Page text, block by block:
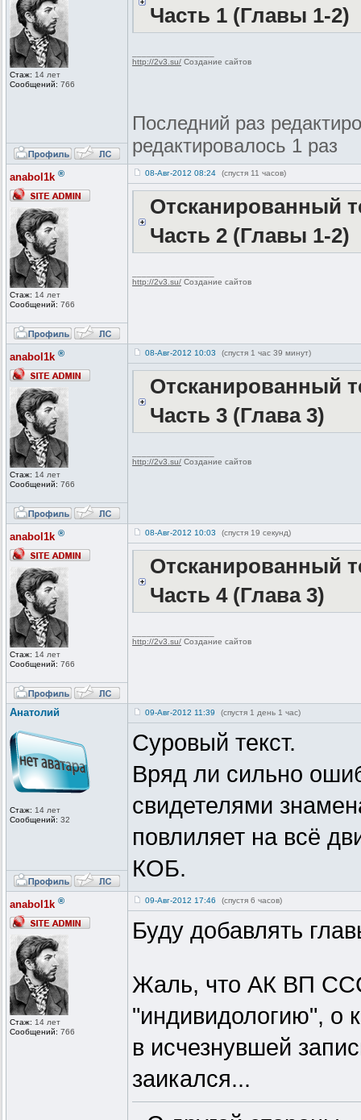
Стаж: 14 лет
Сообщений: 766
Часть 1 (Главы 1-2)
http://2v3.su/ Создание сайтов
Последний раз
редактировалось 1 раз
anabol1k ®
Стаж: 14 лет
Сообщений: 766
08-Авг-2012 08:24 (спустя 11 часов)
Отсканированный
Часть 2 (Главы 1-2)
http://2v3.su/ Создание сайтов
anabol1k ®
Стаж: 14 лет
Сообщений: 766
08-Авг-2012 10:03 (спустя 1 час 39 минут)
Отсканированный
Часть 3 (Глава 3)
http://2v3.su/ Создание сайтов
anabol1k ®
Стаж: 14 лет
Сообщений: 766
08-Авг-2012 10:03 (спустя 19 секунд)
Отсканированный
Часть 4 (Глава 3)
http://2v3.su/ Создание сайтов
Анатолий
Стаж: 14 лет
Сообщений: 32
09-Авг-2012 11:39 (спустя 1 день 1 час)
Суровый текст.
Вряд ли сильно
свидетелями
повлиляет на всё
КОБ.
anabol1k ®
Стаж: 14 лет
Сообщений: 766
09-Авг-2012 17:46 (спустя 6 часов)
Буду добавлять
Жаль, что АК ВП
"индивидологию", о
в исчезнувшей
заикался...